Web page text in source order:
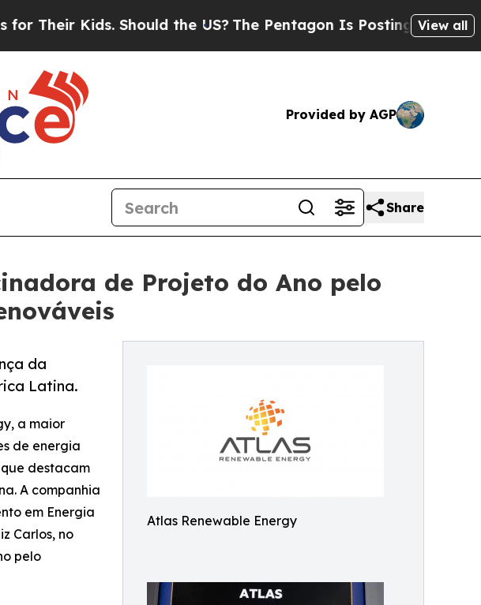
Kids. Should the US? The Pentagon Is Posting Cryptic Biblical
View all
Provided by AGP
Share
de Projeto do Ano pelo
Atlas Renewable Energy
da
Latina.
a maior
de energia
destacam
A companhia
em Energia
Carlos, no
pelo